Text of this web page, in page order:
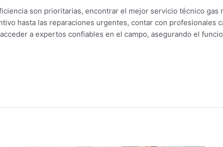
son prioritarias, encontrar el mejor servicio técnico gas
hasta las reparaciones urgentes, contar con profesionales
a expertos confiables en el campo, asegurando el